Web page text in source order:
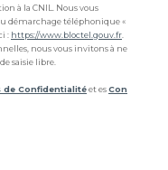
à la CNIL. Nous vous
démarchage téléphonique «
: https://www.bloctel.gouv.fr
nous vous invitons à ne
saisie libre.
de Confidentialitéet esCon